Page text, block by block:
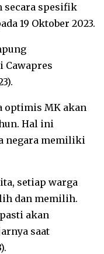
secara spesifik
19 Oktober 2023.
Cawapres
optimis MK akan
Hal ini
negara memiliki
setiap warga
dan memilih.
akan
saat